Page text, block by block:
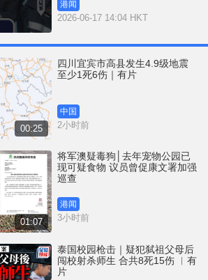
港闻
2026-06-17 14:04 HKT
00:25
四川宜宾市高县发生4.9级地震
至少1死6伤｜有片
中国
2小时前
01:07
将军澳疑毒狗│去年宠物公园已
现可疑食物 议员曾促康文署加强
巡查
港闻
3小时前
泰国校园枪击｜疑犯弑祖父母后
闯校射杀师生 合共8死15伤 ︱有
片